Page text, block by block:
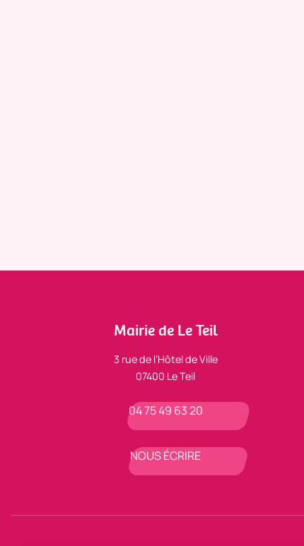
Mairie de Le Teil
3 rue de l’Hôtel de Ville
07400 Le Teil
04 75 49 63 20
NOUS ÉCRIRE